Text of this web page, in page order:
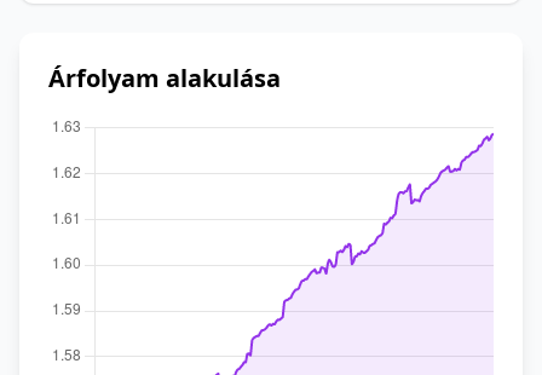
Árfolyam alakulása